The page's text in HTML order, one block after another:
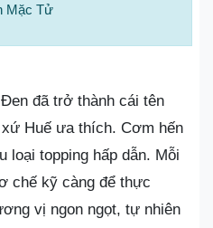
Mặc Tử
đã trở thành cái tên
Huế ưa thích. Cơm hến
loại topping hấp dẫn. Mỗi
chế kỹ càng để thực
vị ngon ngọt, tự nhiên